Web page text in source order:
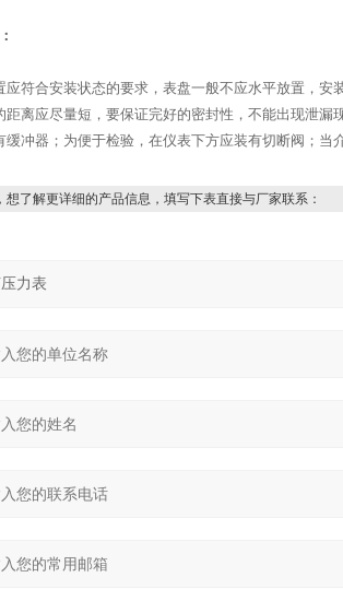
符合安装状态的要求，表盘一般不应水平放置，安
离应尽量短，要保证完好的密封性，不能出现泄漏现
缓冲器；为便于检验，在仪表下方应装有切断阀；当
想了解更详细的产品信息，填写下表直接与厂家联系：